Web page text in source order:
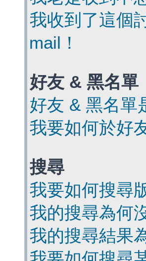
我收到了這個
mail！
好友 & 黑名單
好友 & 黑名單
我要如何於好
搜尋
我要如何搜尋
我的搜尋為何
我的搜尋結果